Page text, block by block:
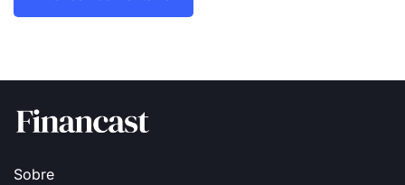
Sobre